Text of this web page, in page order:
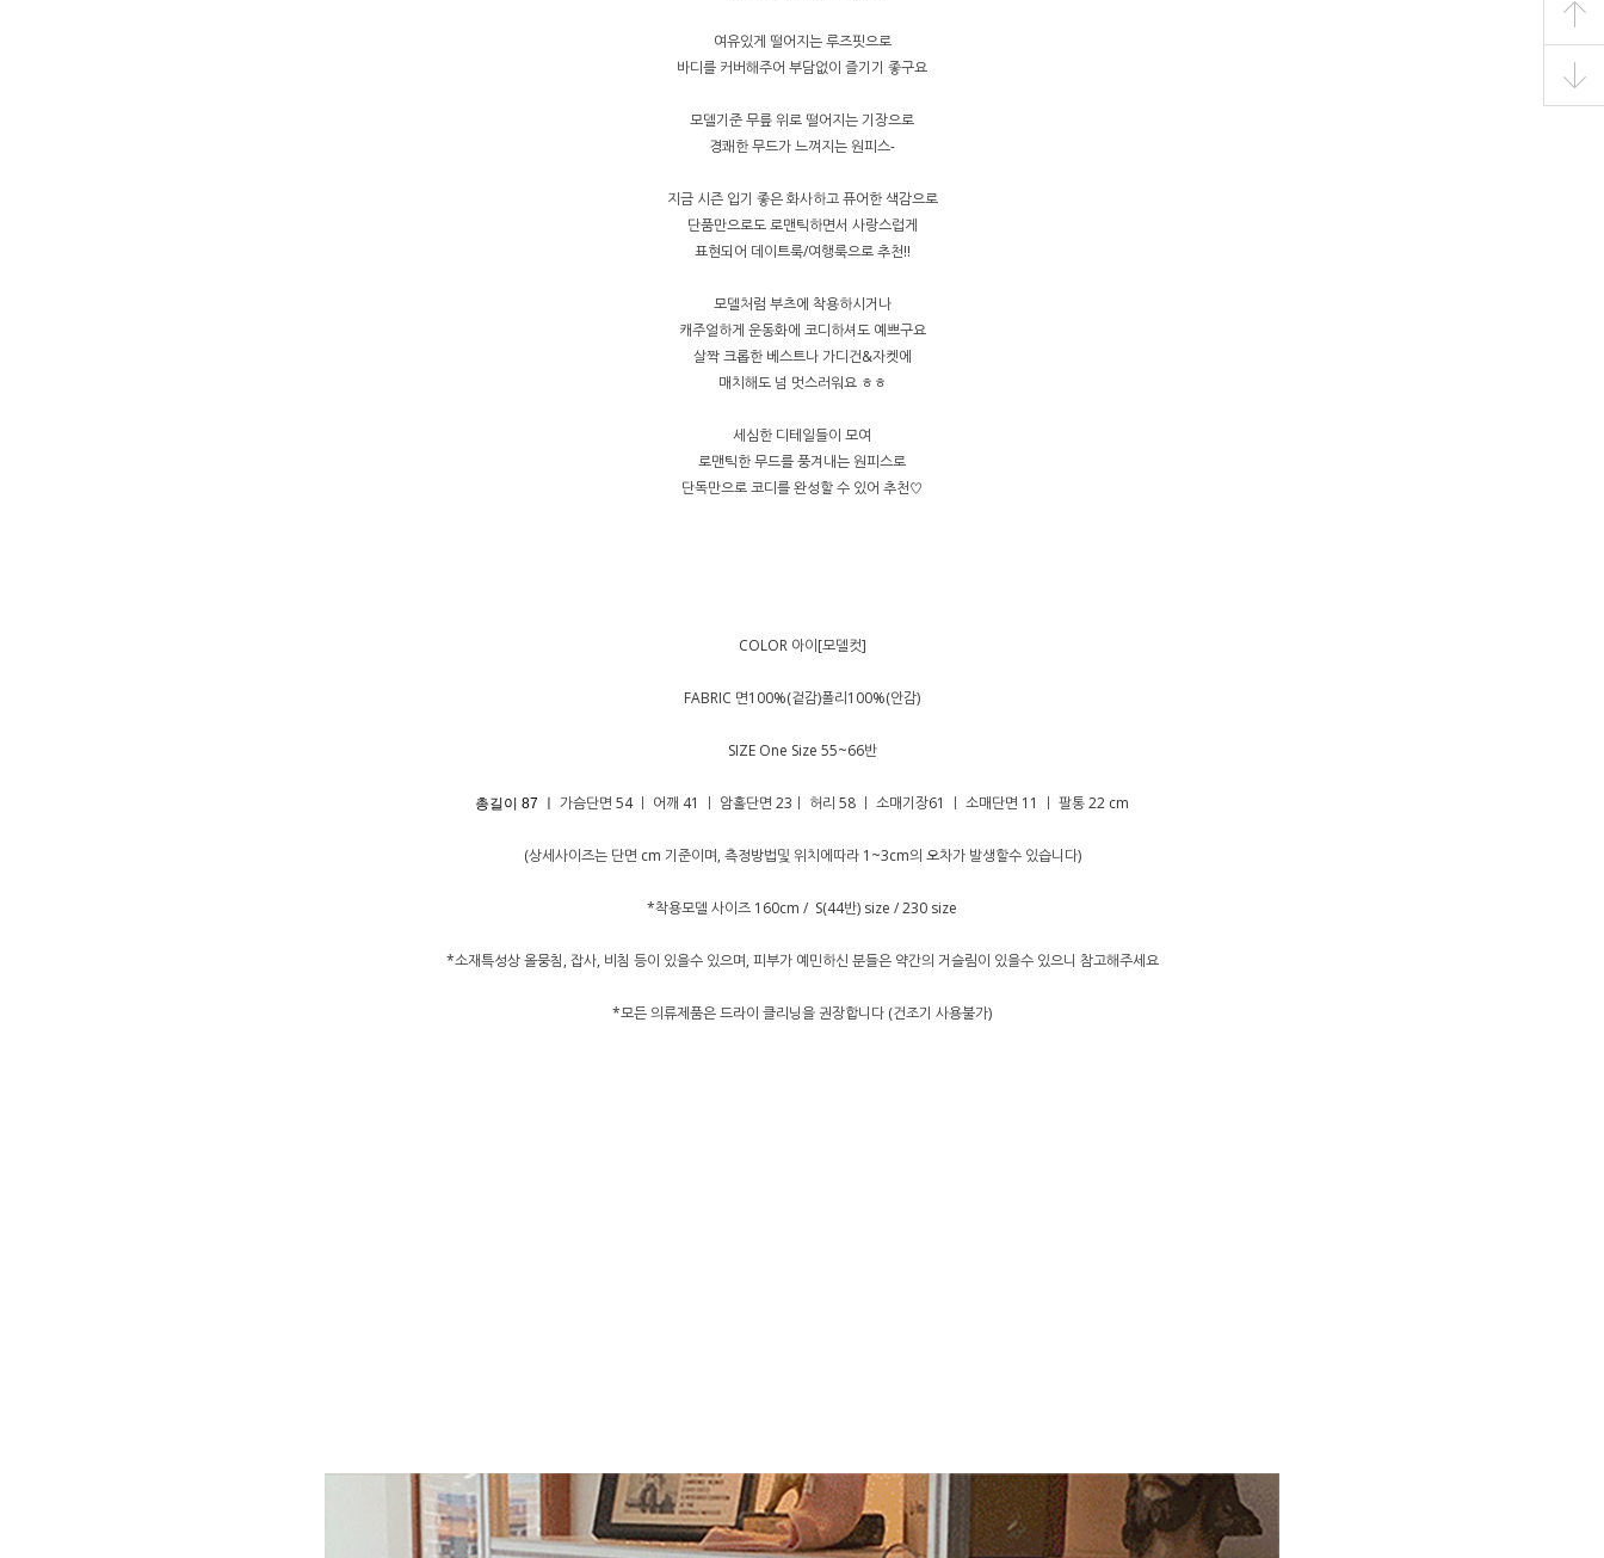
여유있게 떨어지는 루즈핏으로
바디를 커버해주어 부담없이 즐기기 좋구요
모델기준 무릎 위로 떨어지는 기장으로
경쾌한 무드가 느껴지는 원피스-
지금 시즌 입기 좋은 화사하고 퓨어한 색감으로
단품만으로도 로맨틱하면서 사랑스럽게
표현되어 데이트룩/여행룩으로 추천!!
모델처럼 부츠에 착용하시거나
캐주얼하게 운동화에 코디하셔도 예쁘구요
살짝 크롭한 베스트나 가디건&자켓에
매치해도 넘 멋스러워요 ㅎㅎ
세심한 디테일들이 모여
로맨틱한 무드를 풍겨내는 원피스로
단독만으로 코디를 완성할 수 있어 추천♡
COLOR 아이[모델컷]
FABRIC 면100%(겉감)폴리100%(안감)
SIZE One Size 55~66반
총길이 87 ㅣ 가슴단면 54 ㅣ 어깨 41 ㅣ 암홀단면 23ㅣ 허리 58 ㅣ 소매기장61 ㅣ 소매단면 11 ㅣ 팔통 22 cm
(상세사이즈는 단면 cm 기준이며, 측정방법및 위치에따라 1~3cm의 오차가 발생할수 있습니다)
*착용모델 사이즈 160cm / S(44반) size / 230 size
*소재특성상 올뭉침, 잡사, 비침 등이 있을수 있으며, 피부가 예민하신 분들은 약간의 거슬림이 있을수 있으니 참고해주세요
*모든 의류제품은 드라이 클리닝을 권장합니다 (건조기 사용불가)